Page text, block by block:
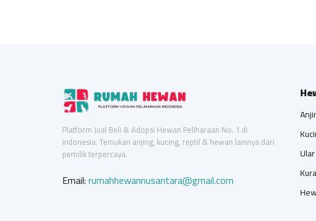
Platform Jual Beli & Adopsi Hewan Peliharaan No. 1 di
Indonesia. Temukan anjing, kucing, reptil & hewan lainnya dari
pemilik terpercaya.
Email:rumahhewannusantara@gmail.com
Ular